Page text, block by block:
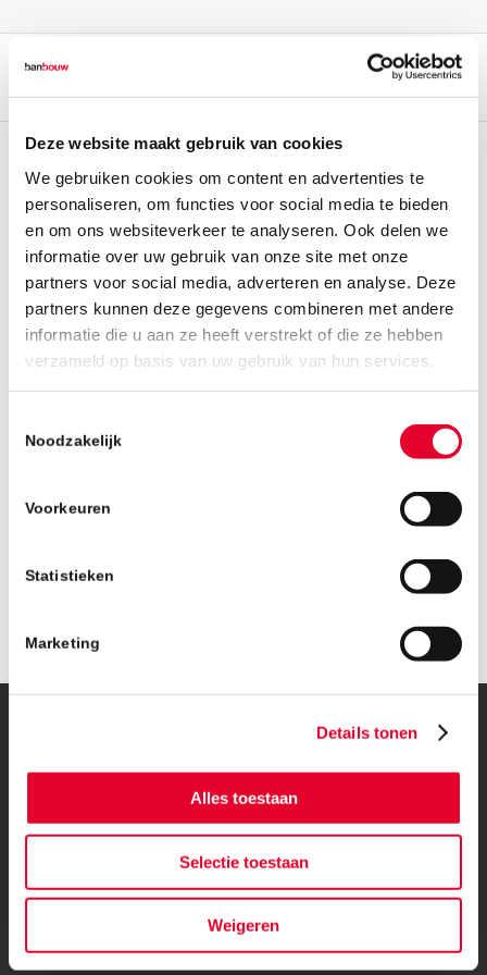
Deze website maakt gebruik van cookies
We gebruiken cookies om content en advertenties te
personaliseren, om functies voor social media te bieden
en om ons websiteverkeer te analyseren. Ook delen we
informatie over uw gebruik van onze site met onze
partners voor social media, adverteren en analyse. Deze
partners kunnen deze gegevens combineren met andere
informatie die u aan ze heeft verstrekt of die ze hebben
verzameld op basis van uw gebruik van hun services.
Noodzakelijk
Voorkeuren
Statistieken
Marketing
Details tonen
Alles toestaan
Selectie toestaan
Weigeren
BanGroep|Algemene